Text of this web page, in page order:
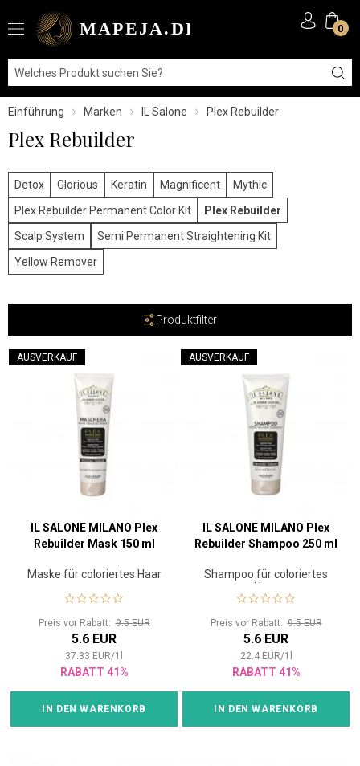
0
Einführung Marken IL Salone Plex Rebuilder
Plex Rebuilder
Detox Glorious Keratin Magnificent
Mythic
Plex Rebuilder Permanent Color Kit
Plex Rebuilder
Scalp System
Semi Permanent Straightening Kit
Yellow Remover
Produktfilter
AUSVERKAUF
IL SALONE MILANO Plex
Rebuilder Mask 150 ml
Maske für coloriertes Haar
Preis vor Rabatt:9.5 EUR
5.6 EUR
37.33 EUR/1
RABATT 41%
IN DEN WARENKORB
AUSVERKAUF
IL SALONE MILANO Plex
Rebuilder Shampoo 250 ml
Shampoo für coloriertes
Haar
Preis vor Rabatt:9.5 EUR
5.6 EUR
22.4 EUR/1
RABATT 41%
IN DEN WARENKORB